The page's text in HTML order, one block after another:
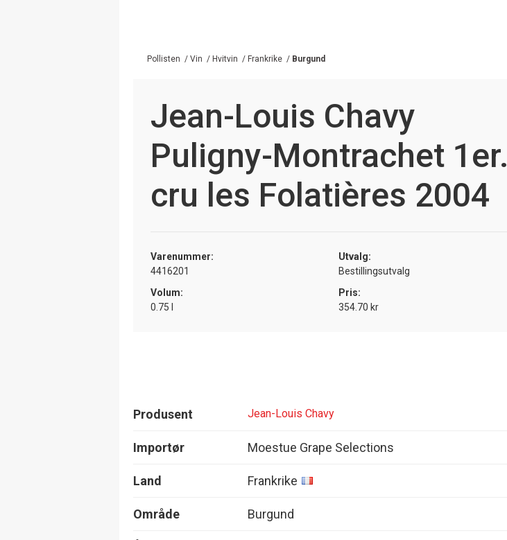
Pollisten / Vin / Hvitvin / Frankrike / Burgund
Jean-Louis Chavy
Puligny-Montrachet 1er.
cru les Folatières 2004
Varenummer:
4416201
Utvalg:
Bestillingsutvalg
Volum:
0.75 l
Pris:
354.70 kr
Produsent Jean-Louis Chavy
Importør Moestue Grape Selections
Land Frankrike
Område Burgund